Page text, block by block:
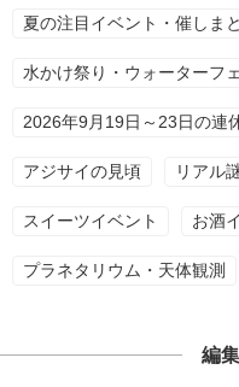
夏の注目イベント・催しま
水かけ祭り・ウォーターフ
2026年9月19日～23日の連
アジサイの見頃 リアル
スイーツイベント お酒
プラネタリウム・天体観測
編